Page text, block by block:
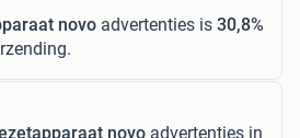
novo advertenties is 30,8%
novo advertenties in